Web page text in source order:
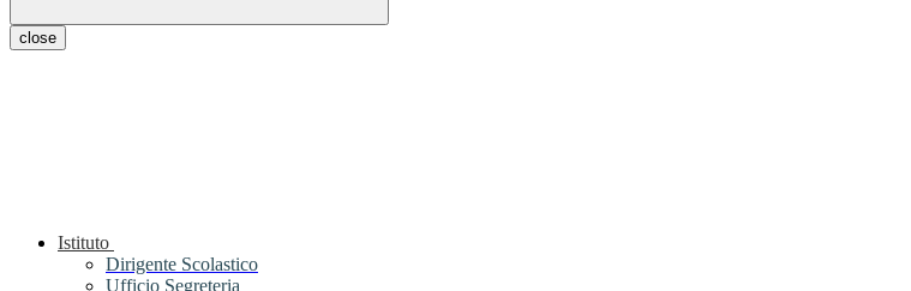
close
Istituto
Dirigente Scolastico
Ufficio Segreteria